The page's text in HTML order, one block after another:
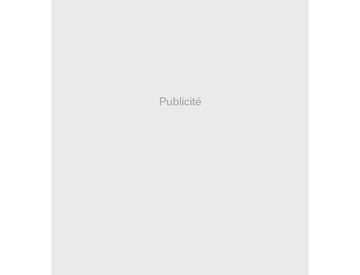
Publicité